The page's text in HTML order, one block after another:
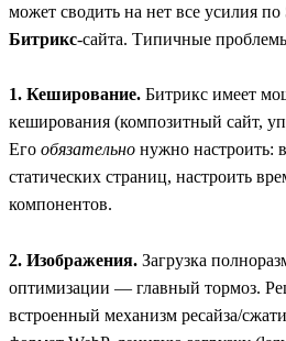
может сводить на нет все усилия по
Битрикс-сайта. Типичные
1. Кеширование. Битрикс имеет
кеширования (композитный сайт,
Его обязательно нужно настроить:
статических страниц, настроить
компонентов.
2. Изображения. Загрузка
оптимизации — главный тормоз.
встроенный механизм ресайза/